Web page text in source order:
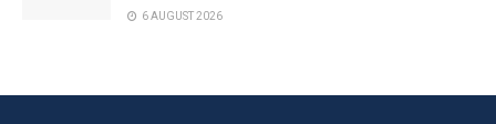
6 AUGUST 2026